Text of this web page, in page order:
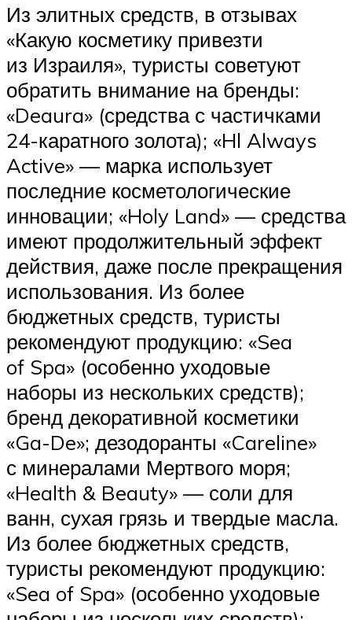
Из элитных средств, в отзывах
«Какую косметику привезти
из Израиля», туристы советуют
обратить внимание на бренды:
«Deaura» (средства с частичками
24-каратного золота); «Hl Always
Active» — марка использует
последние косметологические
инновации; «Holy Land» — средства
имеют продолжительный эффект
действия, даже после прекращения
использования. Из более
бюджетных средств, туристы
рекомендуют продукцию: «Sea
of Spa» (особенно уходовые
наборы из нескольких средств);
бренд декоративной косметики
«Ga-De»; дезодоранты «Careline»
с минералами Мертвого моря;
«Health & Beauty» — соли для
ванн, сухая грязь и твердые масла.
Из более бюджетных средств,
туристы рекомендуют продукцию:
«Sea of Spa» (особенно уходовые